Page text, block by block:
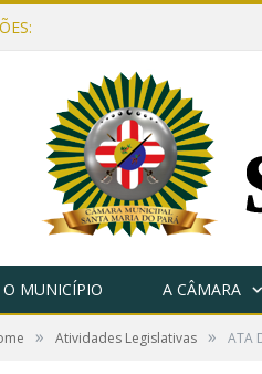
O MUNICÍPIO A CÂMARA
» Atividades Legislativas » ATA